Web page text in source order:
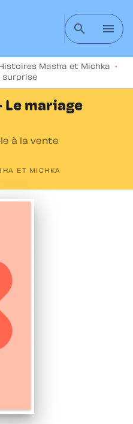
CONTENU
search menu
Histoires Masha et Michka
•
surprise
Le mariage
à la vente
ET MICHKA